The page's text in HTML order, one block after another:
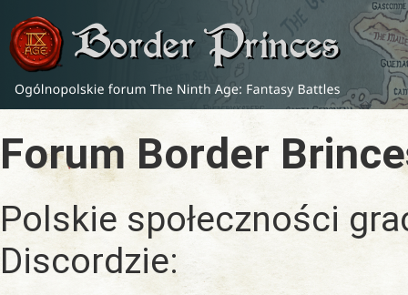
Forum Border
Polskie społeczności
Discordzie: